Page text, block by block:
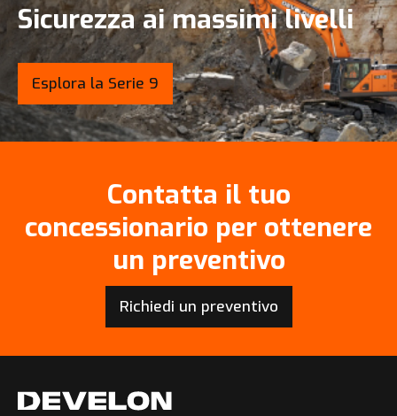
Sicurezza ai massimi livelli
Esplora la Serie 9
Contatta il tuo
concessionario per ottenere
un preventivo
Richiedi un preventivo